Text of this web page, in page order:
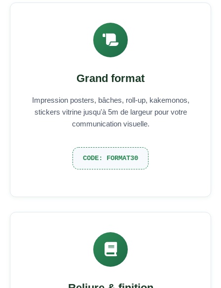
Grand format
Impression posters, bâches, roll-up, kakemonos,
stickers vitrine jusqu'à 5m de largeur pour votre
communication visuelle.
CODE: FORMAT30